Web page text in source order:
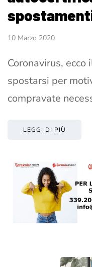
10 Marzo 2020
Coronavirus, ecco
spostarsi per
compravate
LEGGI DI PIÙ